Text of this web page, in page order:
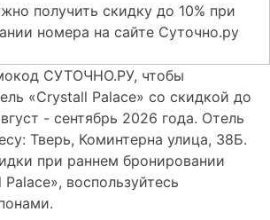
получить скидку до 10% при
номера на сайте Суточно.ру
СУТОЧНО.РУ, чтобы
«Crystall Palace» со скидкой до
- сентябрь 2026 года. Отель
Тверь, Коминтерна улица, 38Б.
при раннем бронировании
воспользуйтесь